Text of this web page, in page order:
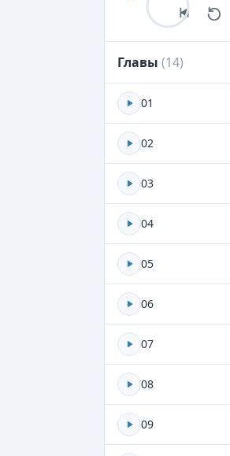
Главы (14)
01
02
03
04
05
06
07
08
09